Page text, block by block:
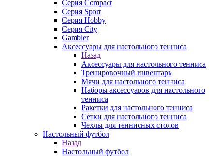
Серия Compact
Серия Sport
Серия Hobby
Серия City
Gambler
Аксессуары для настольного тенниса
Назад
Аксессуары для настольного тенниса
Тренировочный инвентарь
Мячи для настольного тенниса
Наборы аксессуаров для настольного
тенниса
Ракетки для настольного тенниса
Сетки для настольного тенниса
Чехлы для теннисных столов
Настольный футбол
Назад
Настольный футбол